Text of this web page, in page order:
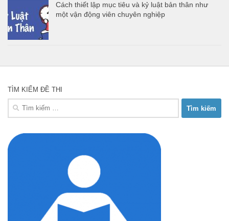
Cách thiết lập mục tiêu và kỷ luật bản thân như
một vận động viên chuyên nghiệp
TÌM KIẾM ĐỀ THI
Tìm
kiếm